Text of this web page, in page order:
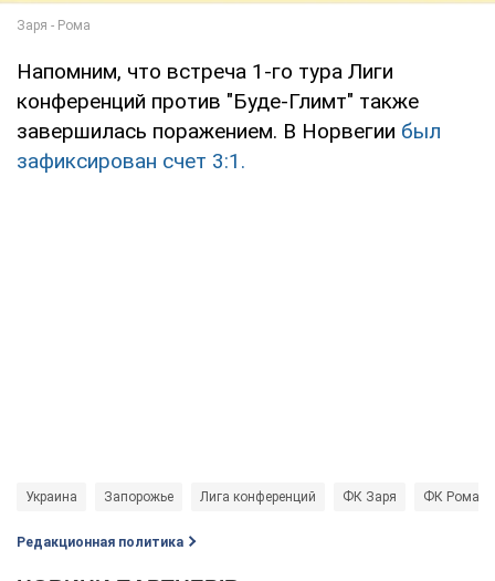
Напомним, что встреча 1-го тура Лиги
конференций против "Буде-Глимт" также
завершилась поражением. В Норвегии был
зафиксирован счет 3:1.
Украина Запорожье Лига конференций ФК Заря ФК Рома
Редакционная политика